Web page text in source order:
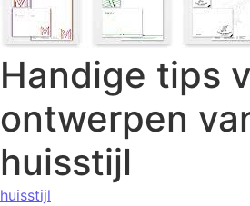
Handige tips
ontwerpen
huisstijl
huisstijl